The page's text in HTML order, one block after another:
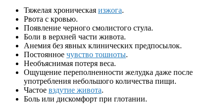
Тяжелая хроническая изжога.
Рвота с кровью.
Появление черного смолистого стула.
Боли в верхней части живота.
Анемия без явных клинических предпосылок.
Постоянное чувство тошноты.
Необъяснимая потеря веса.
Ощущение переполненности желудка даже после
употребления небольшого количества пищи.
Частое вздутие живота.
Боль или дискомфорт при глотании.